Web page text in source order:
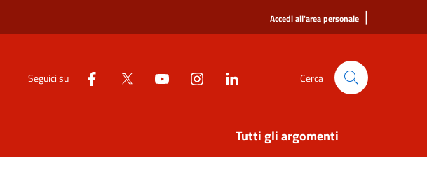
Accedi all'area personale |
Seguici su Cerca
Tutti gli argomenti